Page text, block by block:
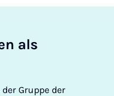
als
Gruppe der